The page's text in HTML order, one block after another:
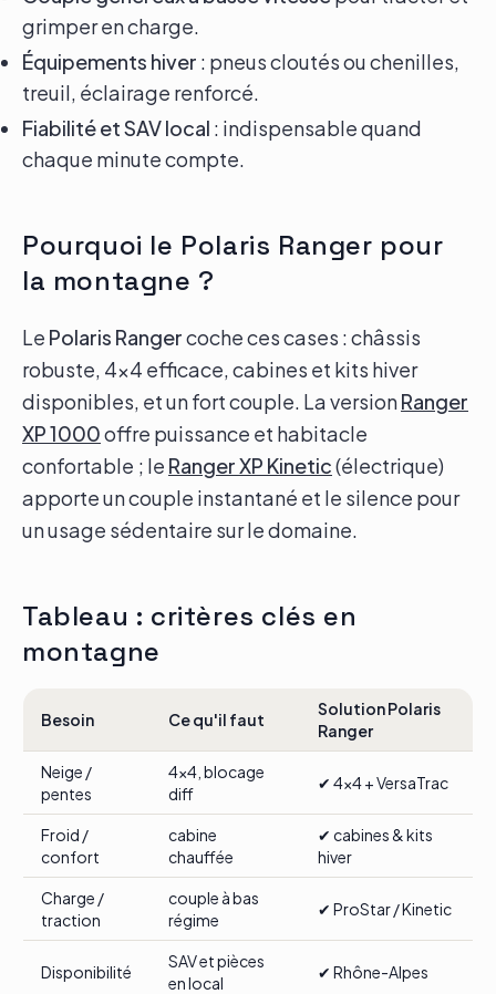
grimper en charge.
Équipements hiver : pneus cloutés ou chenilles,
treuil, éclairage renforcé.
Fiabilité et SAV local : indispensable quand
chaque minute compte.
Pourquoi le Polaris Ranger pour
la montagne ?
Le Polaris Rangercoche ces cases : châssis
robuste, 4x4 efficace, cabines et kits hiver
disponibles, et un fort couple. La versionRanger
XP 1000offre puissance et habitacle
confortable ; le Ranger XP Kinetic(électrique)
apporte un couple instantané et le silence pour
un usage sédentaire sur le domaine.
Tableau : critères clés en
montagne
Besoin Ce qu'il faut
Solution Polaris
Ranger
Neige /
pentes
4x4, blocage
diff
✔ 4x4 + VersaTrac
Froid /
confort
cabine
chauffée
✔ cabines & kits
hiver
Charge /
traction
couple à bas
régime
✔ ProStar / Kinetic
Disponibilité
SAV et pièces
en local
✔ Rhône-Alpes